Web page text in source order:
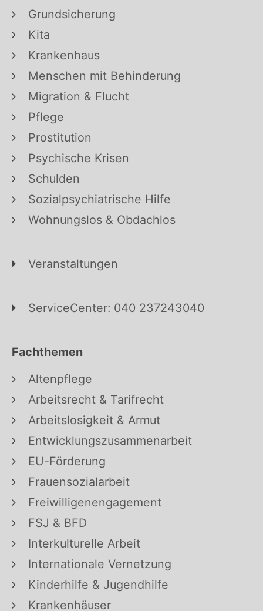
Grundsicherung
Kita
Krankenhaus
Menschen mit Behinderung
Migration & Flucht
Pflege
Prostitution
Psychische Krisen
Schulden
Sozialpsychiatrische Hilfe
Wohnungslos & Obdachlos
Veranstaltungen
ServiceCenter: 040 237243040
Fachthemen
Altenpflege
Arbeitsrecht & Tarifrecht
Arbeitslosigkeit & Armut
Entwicklungszusammenarbeit
EU-Förderung
Frauensozialarbeit
Freiwilligenengagement
FSJ & BFD
Interkulturelle Arbeit
Internationale Vernetzung
Kinderhilfe & Jugendhilfe
Krankenhäuser